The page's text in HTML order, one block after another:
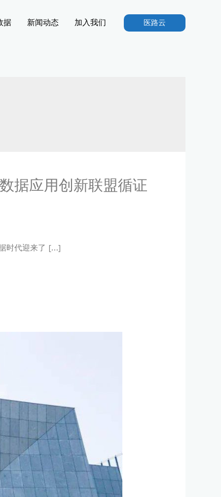
据 新闻动态 加入我们 医路云
据应用创新联盟循证
时代迎来了 […]